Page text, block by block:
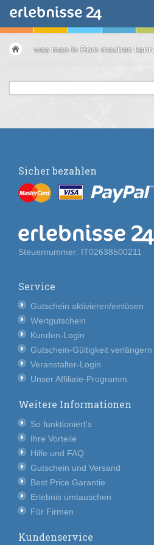
was man in Rom machen kann
Sicher bezahlen
Steuernummer: IT02638500211
Service
Gutschein aktivieren/einlösen
Wertgutschein
Kunden-Login
Gutschein-Gültigkeit verlängern
Veranstalter-Login
Unser Affiliate-Programm
Weitere Informationen
So funktioniert's
Ihre Vorteile
Hilfe und FAQ
Gutschein und Versand
Best Price Garantie
Erlebnis umtauschen
Für Firmen
Kundenservice